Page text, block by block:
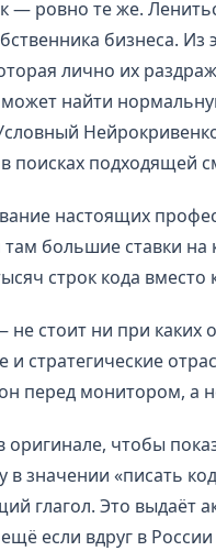
— ровно те же.
бизнеса.
лично их
найти
поисках подходящей
настоящих
большие ставки на
строк кода
стоит ни при каких
и стратегические
перед монитором, а
оригинале, чтобы
в значении «писать
глагол. Это выдаёт
если вдруг в